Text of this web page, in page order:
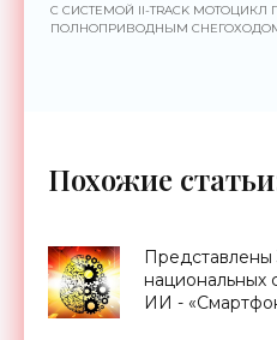
С СИСТЕМОЙ II-TRACK МОТОЦИКЛ
ПОЛНОПРИВОДНЫМ СНЕГОХОДОМ
Похожие
Представлены
национальных
ИИ -